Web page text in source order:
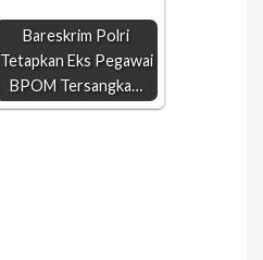
Bareskrim Polri
Tetapkan Eks Pegawai
BPOM Tersangka…